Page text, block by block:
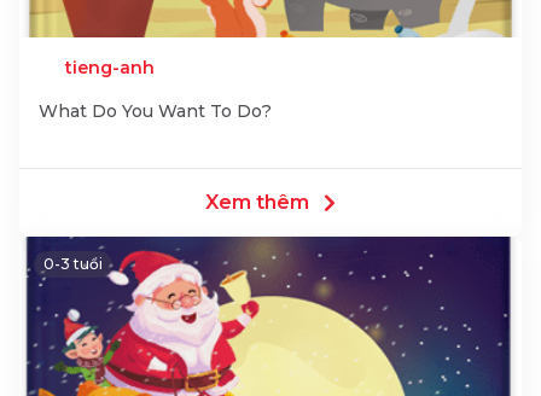
tieng-anh
What Do You Want To Do?
Xem thêm
0-3 tuổi